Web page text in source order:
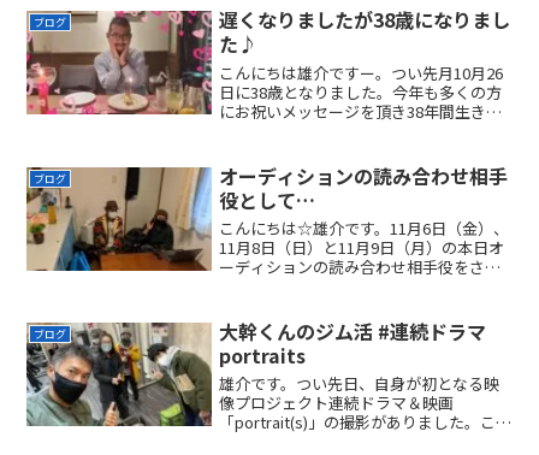
の方。ご一緒出来て嬉しかったです！も
ちろん、こ...
ブログ
遅くなりましたが38歳になりまし
た♪
こんにちは雄介ですー。つい先月10月26
日に38歳となりました。今年も多くの方
にお祝いメッセージを頂き38年間生きて
るなぁと振り返ると感じております。・
連続ドラマ...
ブログ
オーディションの読み合わせ相手
役として…
こんにちは☆雄介です。11月6日（金）、
11月8日（日）と11月9日（月）の本日オ
ーディションの読み合わせ相手役をさせ
い刺激と勉強になるオーディションの読
み合わせ。しか...
ブログ
大幹くんのジム活 #連続ドラマ
portraits
雄介です。つい先日、自身が初となる映
像プロジェクト連続ドラマ＆映画
「portrait(s)」の撮影がありました。これ